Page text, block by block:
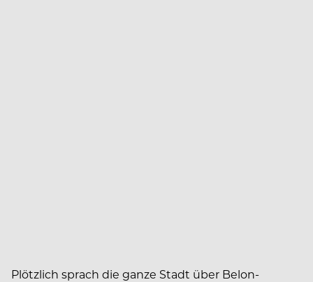
Plötzlich sprach die ganze Stadt über Belon-